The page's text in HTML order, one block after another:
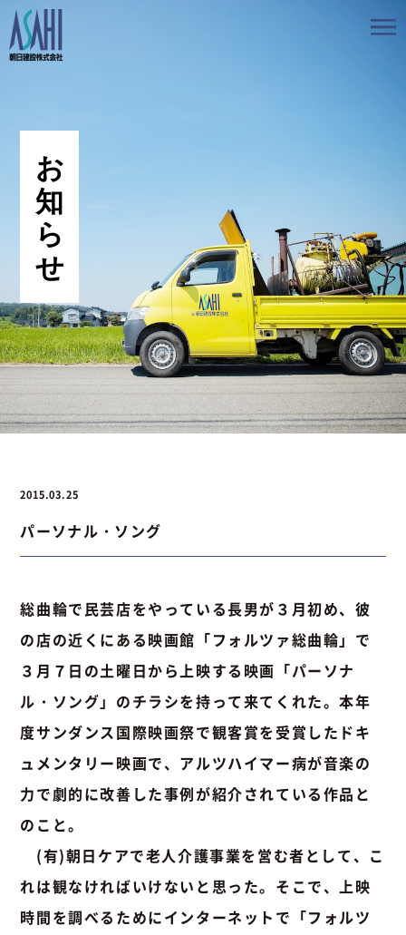
事業案内
会社情報
採用情報
お知らせ
BLOG
お問い合わせ
お問い合わせ 076-441-3201
2015.03.25
パーソナル・ソング
総曲輪で民芸店をやっている長男が３月初め、彼
の店の近くにある映画館「フォルツァ総曲輪」で
３月７日の土曜日から上映する映画 「パーソナ
ル・ソング」 のチラシを持って来てくれた。本年
度サンダンス国際映画祭で観客賞を受賞したドキ
ュメンタリー映画で、アルツハイマー病が音楽の
力で劇的に改善した事例が紹介されている作品と
のこと。
(有)朝日ケアで老人介護事業を営む者として、こ
れは観なければいけないと思った。そこで、上映
時間を調べるためにインターネットで「フォルツ